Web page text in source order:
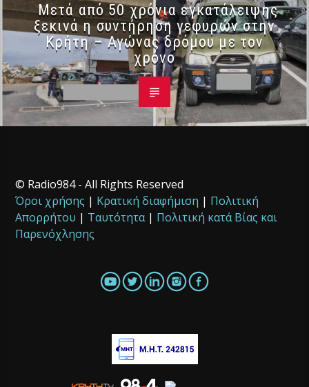
Μετά από 50 χρόνια εγκατάλειψης
ξεκινά η συντήρηση γεφυρών στην
Κρήτη – Αγώνας δρόμου με τον
χρόνο
© Radio984 - All Rights Reserved
Όροι χρήσης | Κρατική διαφήμιση | Πολιτική
Απορρήτου | Ταυτότητα| Πολιτική κατά Βίας και
Παρενόχλησης